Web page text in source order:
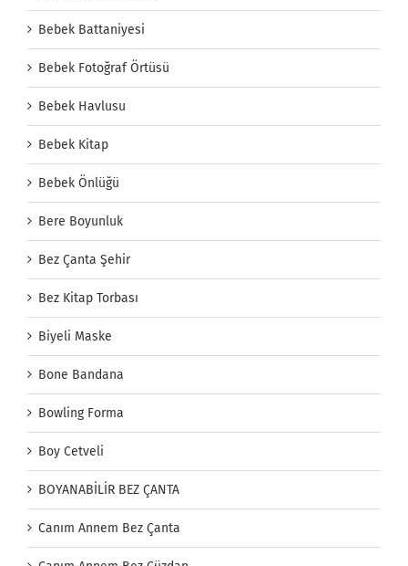
Bebek Battaniyesi
Bebek Fotoğraf Örtüsü
Bebek Havlusu
Bebek Kitap
Bebek Önlüğü
Bere Boyunluk
Bez Çanta Şehir
Bez Kitap Torbası
Biyeli Maske
Bone Bandana
Bowling Forma
Boy Cetveli
BOYANABİLİR BEZ ÇANTA
Canım Annem Bez Çanta